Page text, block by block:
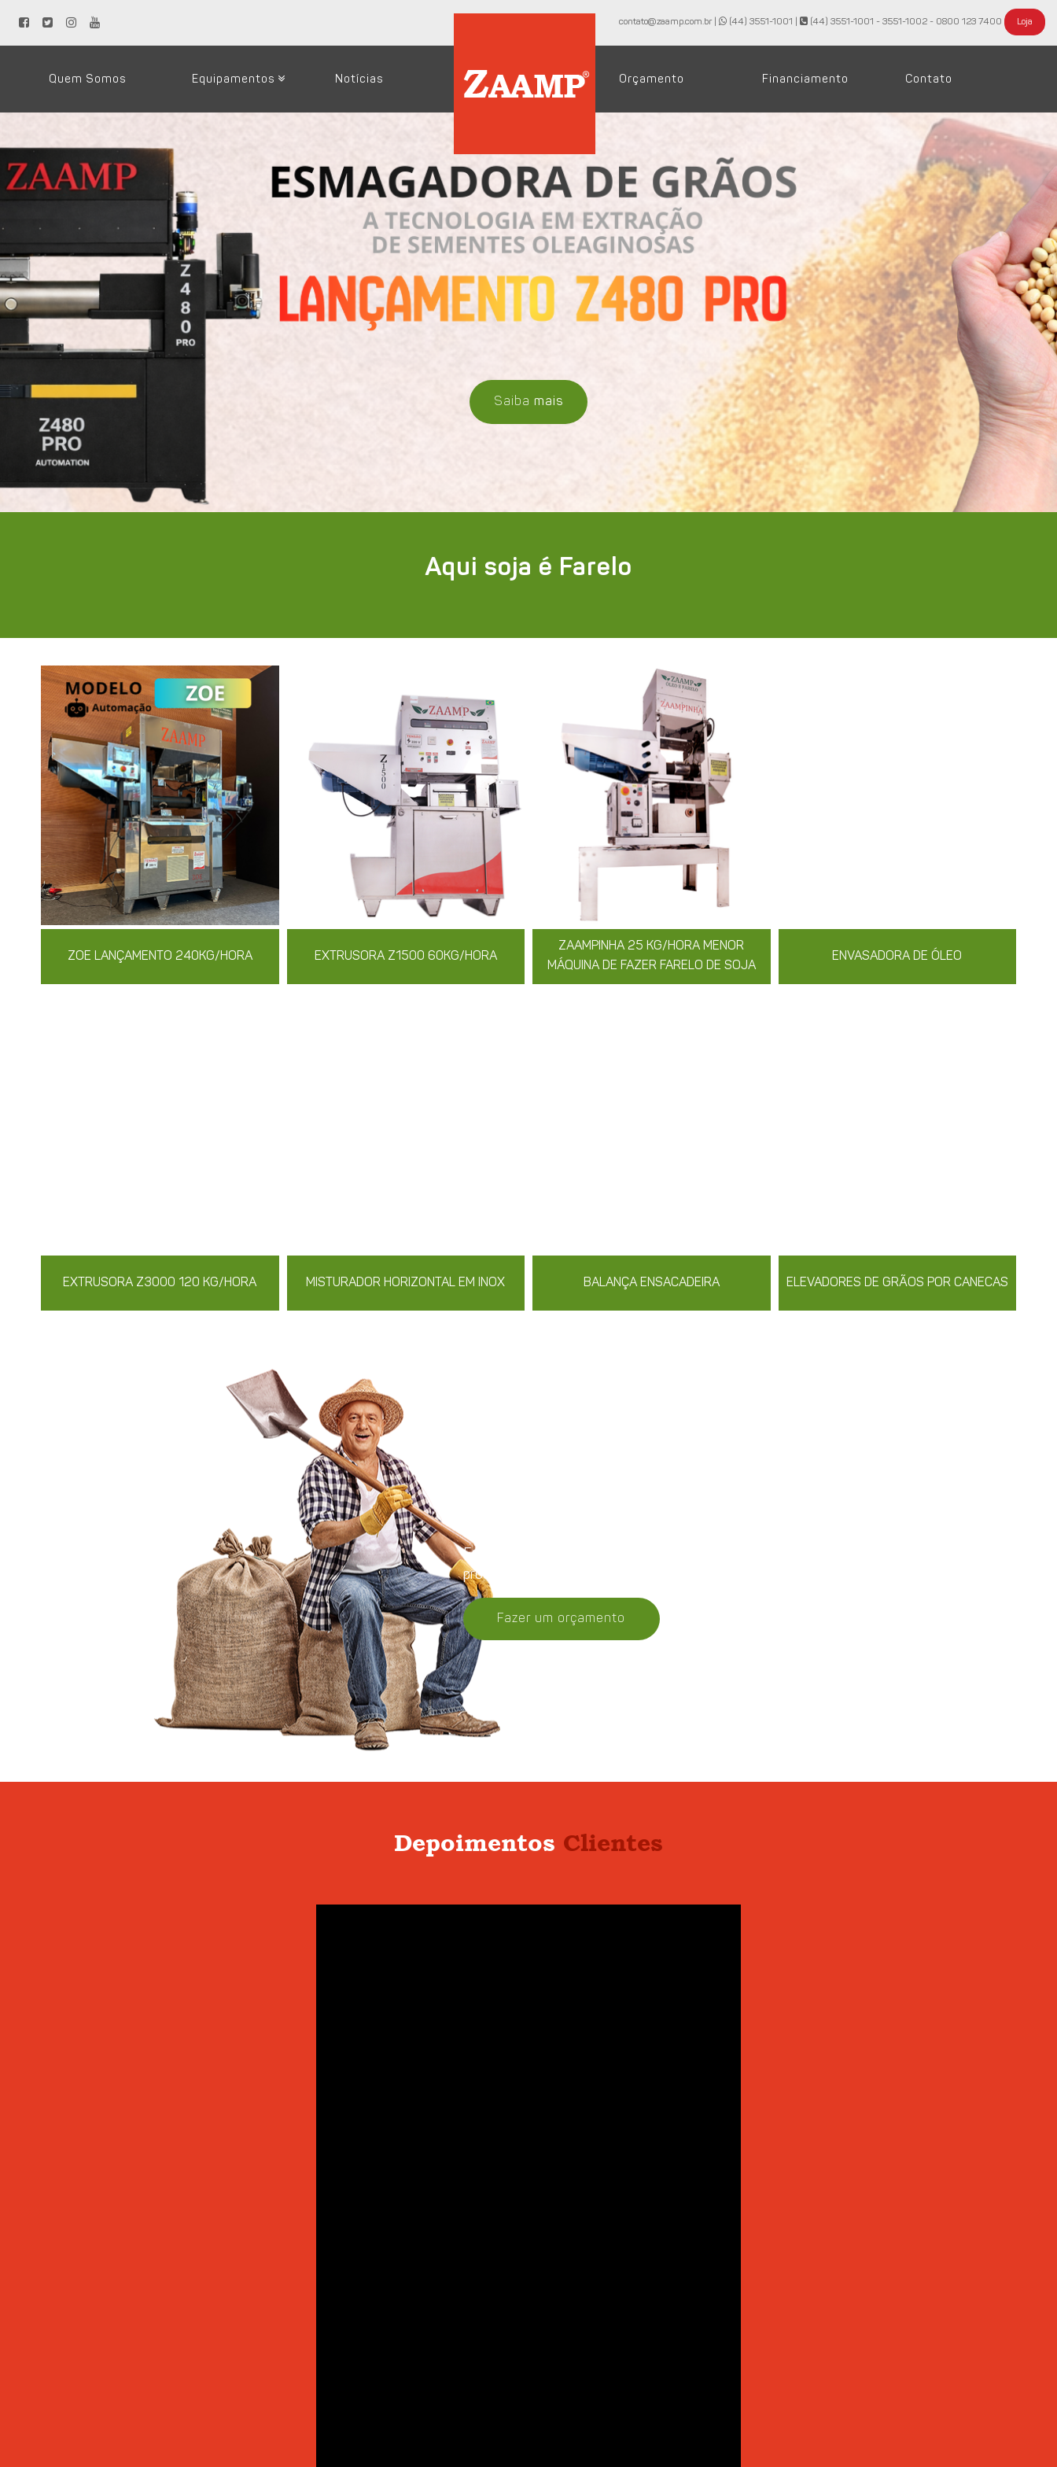
contato@zaamp.com.br | (44) 3551-1001 (44) 3551-1001 - 3551-1002 - 0800 123 7400 Loja
Quem Somos Equipamentos Notícias Orçamento Financiamento Contato
Saiba mais
Aqui soja é Farelo
ZOE LANÇAMENTO 240KG/HORA EXTRUSORA Z1500 60KG/HORA
ZAAMPINHA 25 KG/HORA MENOR
MÁQUINA DE FAZER FARELO DE SOJA
ENVASADORA DE ÓLEO
EXTRUSORA Z3000 120 KG/HORA MISTURADOR HORIZONTAL EM INOX BALANÇA ENSACADEIRA ELEVADORES DE GRÃOS POR CANECAS
Entre em contato, conheça melhor nossos
produtos e receba uma proposta.
Fazer um orçamento
Depoimentos Clientes